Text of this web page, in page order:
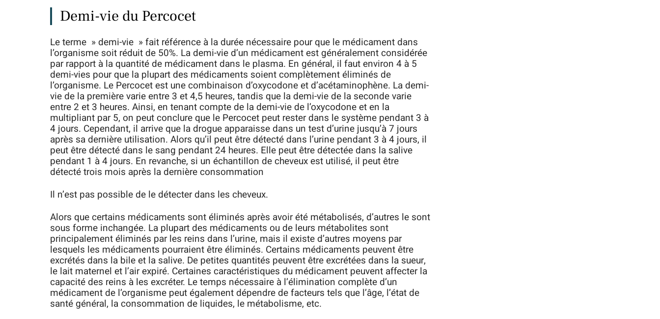
Demi-vie du Percocet
Le terme » demi-vie » fait référence à la durée nécessaire pour que le médicament dans
l’organisme soit réduit de 50%. La demi-vie d’un médicament est généralement considérée
par rapport à la quantité de médicament dans le plasma. En général, il faut environ 4 à 5
demi-vies pour que la plupart des médicaments soient complètement éliminés de
l’organisme. Le Percocet est une combinaison d’oxycodone et d’acétaminophène. La demi-
vie de la première varie entre 3 et 4,5 heures, tandis que la demi-vie de la seconde varie
entre 2 et 3 heures. Ainsi, en tenant compte de la demi-vie de l’oxycodone et en la
multipliant par 5, on peut conclure que le Percocet peut rester dans le système pendant 3 à
4 jours. Cependant, il arrive que la drogue apparaisse dans un test d’urine jusqu’à 7 jours
après sa dernière utilisation. Alors qu’il peut être détecté dans l’urine pendant 3 à 4 jours, il
peut être détecté dans le sang pendant 24 heures. Elle peut être détectée dans la salive
pendant 1 à 4 jours. En revanche, si un échantillon de cheveux est utilisé, il peut être
détecté trois mois après la dernière consommation
Il n’est pas possible de le détecter dans les cheveux.
Alors que certains médicaments sont éliminés après avoir été métabolisés, d’autres le sont
sous forme inchangée. La plupart des médicaments ou de leurs métabolites sont
principalement éliminés par les reins dans l’urine, mais il existe d’autres moyens par
lesquels les médicaments pourraient être éliminés. Certains médicaments peuvent être
excrétés dans la bile et la salive. De petites quantités peuvent être excrétées dans la sueur,
le lait maternel et l’air expiré. Certaines caractéristiques du médicament peuvent affecter la
capacité des reins à les excréter. Le temps nécessaire à l’élimination complète d’un
médicament de l’organisme peut également dépendre de facteurs tels que l’âge, l’état de
santé général, la consommation de liquides, le métabolisme, etc.